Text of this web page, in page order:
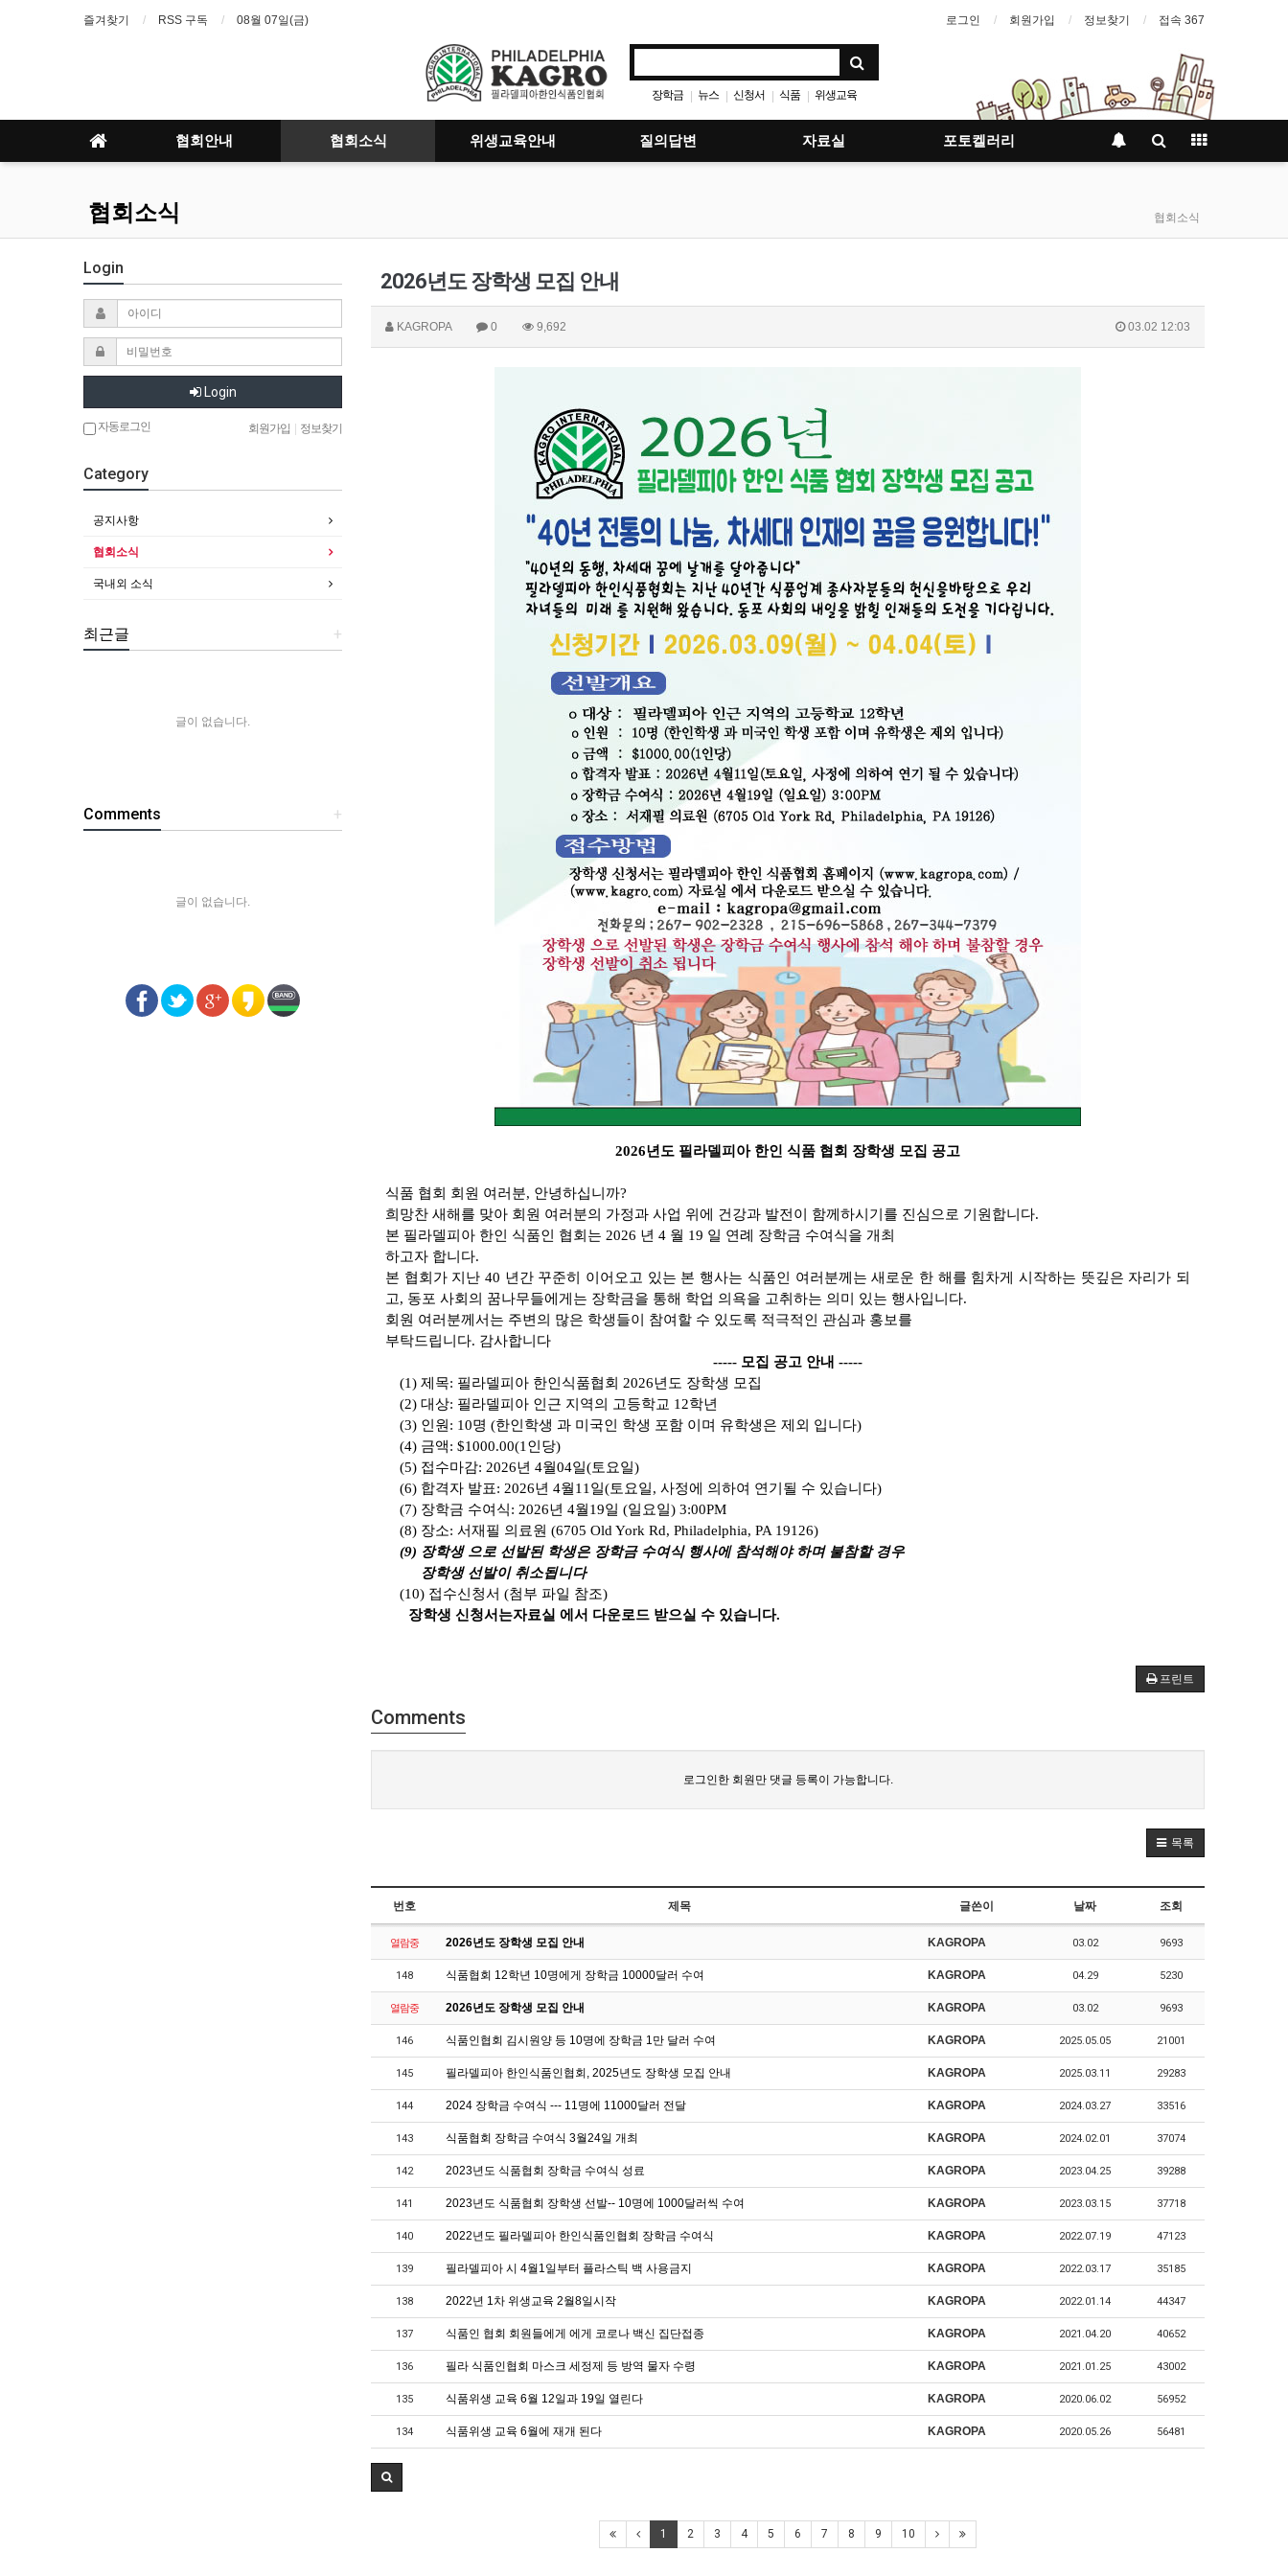
즐겨찾기 RSS 구독 08월 07일(금) 로그인 회원가입 정보찾기 접속 367
장학금 | 뉴스 | 신청서 | 식품 | 위생교육
협회안내 협회소식 위생교육안내 질의답변 자료실 포토켈러리
협회소식 협회소식
2026년도 장학생 모집 안내
KAGROPA 0 9,692 03.02 12:03
2026년도 필라델피아 한인 식품 협회 장학생 모집 공고
식품 협회 회원 여러분, 안녕하십니까?
희망찬 새해를 맞아 회원 여러분의 가정과 사업 위에 건강과 발전이 함께하시기를 진심으로 기원합니다.
본 필라델피아 한인 식품인 협회는 2026 년 4 월 19 일 연례 장학금 수여식을 개최
하고자 합니다.
본 협회가 지난40 년간 꾸준히 이어오고 있는 본 행사는 식품인 여러분께는 새로운 한 해를 힘차게 시작하는 뜻깊은 자리가 되
고, 동포 사회의 꿈나무들에게는 장학금을 통해 학업 의욕을 고취하는 의미 있는 행사입니다.
회원 여러분께서는 주변의 많은 학생들이 참여할 수 있도록 적극적인 관심과 홍보를
부탁드립니다. 감사합니다
----- 모집 공고 안내 -----
(1) 제목: 필라델피아 한인식품협회 2026년도 장학생 모집
(2) 대상: 필라델피아 인근 지역의 고등학교 12학년
(3) 인원 : 10명 (한인학생 과 미국인 학생 포함 이며 유학생은 제외 입니다)
(4) 금액: $1000.00(1 인당)
(5) 접수마감: 2026년 4월04일(토요일)
(6) 합격자 발표: 2026년 4월11 일(토요일, 사정에 의하여 연기될 수 있습니다)
(7) 장학금 수여식: 2026년 4월19일 (일요일) 3:00PM
(8) 장소: 서재필 의료원 (6705 Old York Rd, Philadelphia, PA 19126)
(9) 장학생 으로 선발된 학생은 장학금 수여식 행사에 참석해야 하며 불참할 경우
장학생 선발이 취소됩니다
(10) 접수신청서 (첨부 파일 참조)
장학생 신청서는자료실 에서 다운로드 받으실 수 있습니다.
프린트
Comments
로그인한 회원만 댓글 등록이 가능합니다.
목록
번호 제목 글쓴이 날짜 조회
열람중 2026년도 장학생 모집 안내 KAGROPA 03.02 9693
148 식품협회 12학년 10명에게 장학금 10000달러 수여 KAGROPA 04.29 5230
열람중 2026년도 장학생 모집 안내 KAGROPA 03.02 9693
146 식품인협회 김시원양 등 10명에 장학금 1만 달러 수여 KAGROPA 2025.05.05 21001
145 필라델피아 한인식품인협회, 2025년도 장학생 모집 안내 KAGROPA 2025.03.11 29283
144 2024 장학금 수여식 --- 11명에 11000달러 전달 KAGROPA 2024.03.27 33516
143 식품협회 장학금 수여식 3월24일 개최 KAGROPA 2024.02.01 37074
142 2023년도 식품협회 장학금 수여식 성료 KAGROPA 2023.04.25 39288
141 2023년도 식품협회 장학생 선발-- 10명에 1000달러씩 수여 KAGROPA 2023.03.15 37718
140 2022년도 필라델피아 한인식품인협회 장학금 수여식 KAGROPA 2022.07.19 47123
139 필라델피아 시 4월1일부터 플라스틱 백 사용금지 KAGROPA 2022.03.17 35185
138 2022년 1차 위생교육 2월8일시작 KAGROPA 2022.01.14 44347
137 식품인 협회 회원들에게 에게 코로나 백신 집단접종 KAGROPA 2021.04.20 40652
136 필라 식품인협회 마스크 세정제 등 방역 물자 수령 KAGROPA 2021.01.25 43002
135 식품위생 교육 6월 12일과 19일 열린다 KAGROPA 2020.06.02 56952
134 식품위생 교육 6월에 재개 된다 KAGROPA 2020.05.26 56481
1 2 3 4 5 6 7 8 9 10
Login
Login
자동로그인 회원가입 정보찾기
Category
공지사항
협회소식
국내외 소식
+
최근글
글이 없습니다.
+
Comments
글이 없습니다.